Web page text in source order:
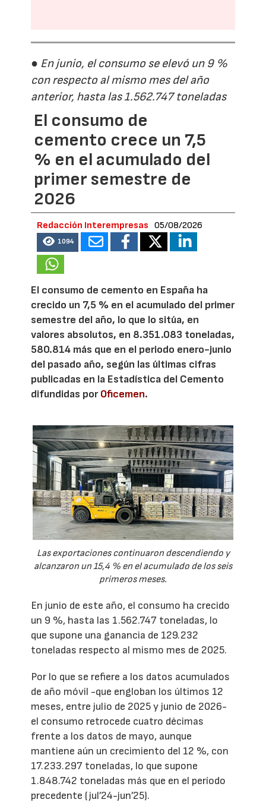
● En junio, el consumo se elevó un 9 %
con respecto al mismo mes del año
anterior, hasta las 1.562.747 toneladas
El consumo de
cemento crece un 7,5
% en el acumulado del
primer semestre de
2026
Redacción Interempresas 05/08/2026
1094
El consumo de cemento en España ha
crecido un 7,5 % en el acumulado del primer
semestre del año, lo que lo sitúa, en
valores absolutos, en 8.351.083 toneladas,
580.814 más que en el periodo enero-junio
del pasado año, según las últimas cifras
publicadas en la Estadística del Cemento
difundidas porOficemen.
Las exportaciones continuaron descendiendo y
alcanzaron un 15,4 % en el acumulado de los seis
primeros meses.
En junio de este año, el consumo ha crecido
un 9 %, hasta las 1.562.747 toneladas, lo
que supone una ganancia de 129.232
toneladas respecto al mismo mes de 2025.
Por lo que se refiere a los datos acumulados
de año móvil -que engloban los últimos 12
meses, entre julio de 2025 y junio de 2026-
el consumo retrocede cuatro décimas
frente a los datos de mayo, aunque
mantiene aún un crecimiento del 12 %, con
17.233.297 toneladas, lo que supone
1.848.742 toneladas más que en el período
precedente (jul’24-jun’25).